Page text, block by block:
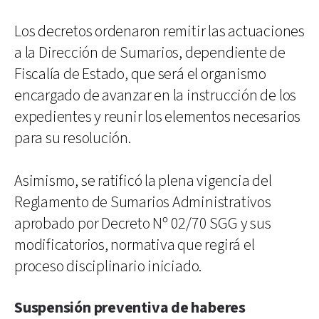
Los decretos ordenaron remitir las actuaciones
a la Dirección de Sumarios, dependiente de
Fiscalía de Estado, que será el organismo
encargado de avanzar en la instrucción de los
expedientes y reunir los elementos necesarios
para su resolución.
Asimismo, se ratificó la plena vigencia del
Reglamento de Sumarios Administrativos
aprobado por Decreto Nº 02/70 SGG y sus
modificatorios, normativa que regirá el
proceso disciplinario iniciado.
Suspensión preventiva de haberes